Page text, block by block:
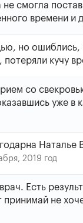
смогла
времени и
но ошиблись,
потеряли кучу
со
уже в
Наталье
2019 год
Есть
принимай не